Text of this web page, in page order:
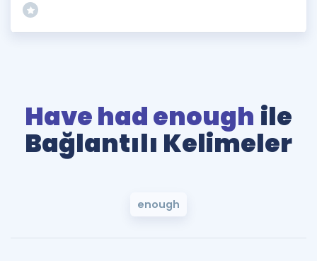
Have had enough ile
Bağlantılı Kelimeler
enough